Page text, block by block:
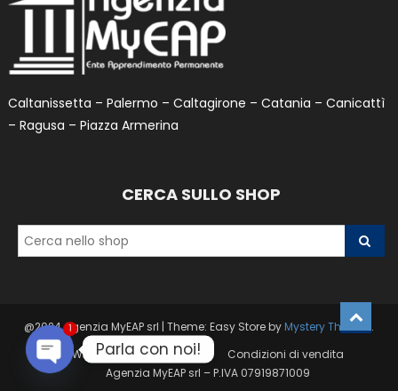
Caltanissetta – Palermo – Caltagirone – Catania – Canicattì
– Ragusa – Piazza Armerina
CERCA SULLO SHOP
@2024 Agenzia MyEAP srl | Theme: Easy Store by Mystery Themes.
Wishlist
Privacy Policy
Condizioni di vendita
Agenzia MyEAP srl – P.IVA 07919871009
Parla con noi!
Open
1